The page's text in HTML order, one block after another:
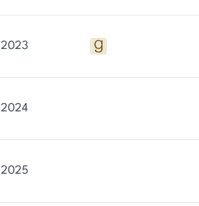
2023
2024
2025